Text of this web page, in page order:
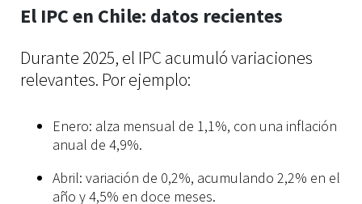
Contacto
Únete a Wyser
El IPC en Chile: datos recientes
Durante 2025, el IPC acumuló variaciones
relevantes. Por ejemplo:
Enero: alza mensual de 1,1%, con una inflación
anual de 4,9%.
Abril: variación de 0,2%, acumulando 2,2% en el
año y 4,5% en doce meses.